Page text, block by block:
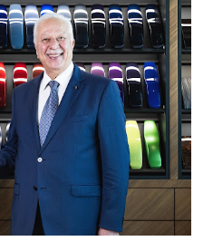
كلٍّ من السعودية، الكويت، قطر،
تاب للمدفوعات ترسيخ مكانتها
والتزاماً بالامتثال التنظيمي ضمن
يؤكّد هذا الإنجاز دور تاب
الرقمي على مستوى منطقة الشرق
مع رؤيتها الهادفة إلى تطوير
قطاع المدفوعات الرقمية في دولة